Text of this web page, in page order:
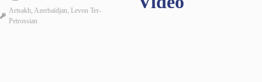
Artsakh Azerbaïdjan Levon Ter-
Petrossian